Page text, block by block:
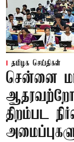
தமிழக செய்திகள்
சென்னை
திறம்பட